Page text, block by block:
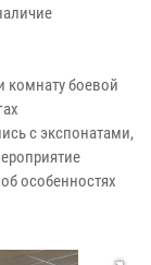
комнату боевой
с экспонатами,
особенностях